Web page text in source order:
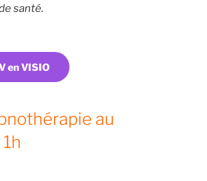
santé.
en VISIO
au